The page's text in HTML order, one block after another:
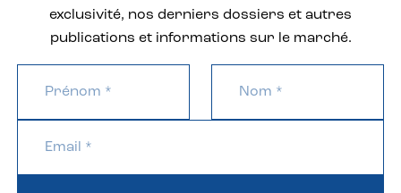
exclusivité, nos derniers dossiers et autres
publications et informations sur le marché.